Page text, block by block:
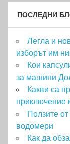
ПОСЛЕДНИ
Легла и
изборът им
Кои
за машини
Какви са
приключение
Ползите
водомери
Как да